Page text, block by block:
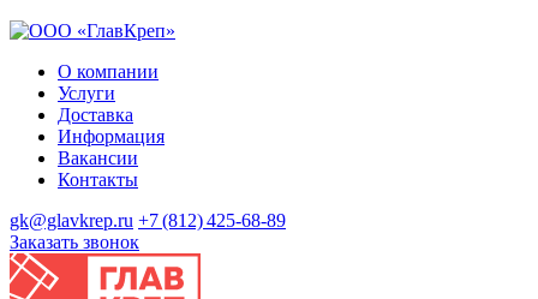
О компании
Услуги
Доставка
Информация
Вакансии
Контакты
gk@glavkrep.ru +7 (812) 425-68-89
Заказать звонок